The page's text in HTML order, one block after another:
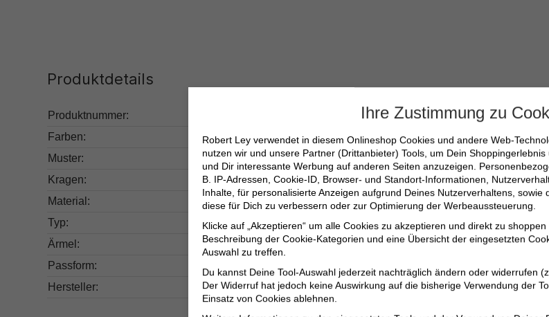
Produktdetails
Produktnummer:
Farben:
Blau
Muster:
Unifarben
Kragen:
Haifischkragen
Material:
Obermaterial: 100% Baumwolle
Typ:
Basic
Ärmel:
Kurz
Passform:
Hersteller:
Herstellerinformationen
Ihre Zustimmung zu
Robert Ley verwendet in diesem Onlineshop Cookies und andere Web-
nutzen wir und unsere Partner (Drittanbieter) Tools, um Dein
und Dir interessante Werbung auf anderen Seiten anzuzeigen.
B. IP-Adressen, Cookie-ID, Browser- und Standort-Informationen,
Inhalte, für personalisierte Anzeigen aufgrund Deines Nutzerverhaltens, sowie
diese für Dich zu verbessern oder zur Optimierung der Werbeaussteuerung.
Klicke auf „Akzeptieren“ um alle Cookies zu akzeptieren und direkt zu
Beschreibung der Cookie-Kategorien und eine Übersicht der eingesetzten
Auswahl zu treffen.
Du kannst Deine Tool-Auswahl jederzeit nachträglich ändern oder widerrufen
Der Widerruf hat jedoch keine Auswirkung auf die bisherige Verwendung der
Einsatz von Cookies ablehnen.